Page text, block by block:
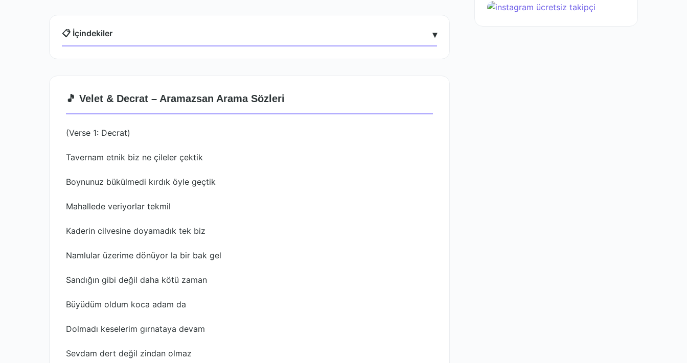
📋 İçindekiler ▾
🎵 Velet & Decrat – Aramazsan Arama Sözleri
(Verse 1: Decrat)
Tavernam etnik biz ne çileler çektik
Boynunuz bükülmedi kırdık öyle geçtik
Mahallede veriyorlar tekmil
Kaderin cilvesine doyamadık tek biz
Namlular üzerime dönüyor la bir bak gel
Sandığın gibi değil daha kötü zaman
Büyüdüm oldum koca adam da
Dolmadı keselerim gırnataya devam
Sevdam dert değil zindan olmaz